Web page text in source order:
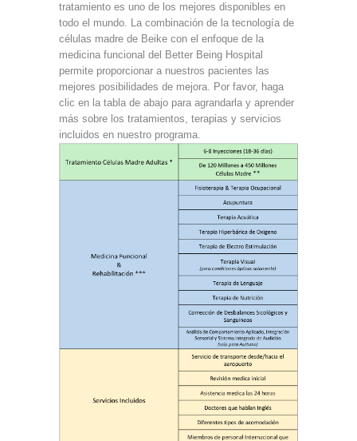
tratamiento es uno de los mejores disponibles en
todo el mundo. La combinación de la tecnología de
células madre de Beike con el enfoque de la
medicina funcional del Better Being Hospital
permite proporcionar a nuestros pacientes las
mejores posibilidades de mejora. Por favor, haga
clic en la tabla de abajo para agrandarla y aprender
más sobre los tratamientos, terapias y servicios
incluidos en nuestro programa.